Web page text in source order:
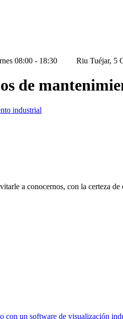
08:00 - 18:30 Riu Tuéjar, 5
de
a conocernos, con la certeza
con un software de visualización